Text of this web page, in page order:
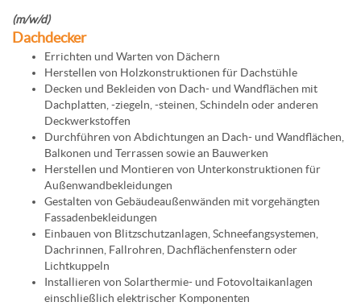
(m/w/d)
Dachdecker
Errichten und Warten von Dächern
Herstellen von Holzkonstruktionen für Dachstühle
Decken und Bekleiden von Dach- und Wandflächen mit
Dachplatten, -ziegeln, -steinen, Schindeln oder anderen
Deckwerkstoffen
Durchführen von Abdichtungen an Dach- und Wandflächen,
Balkonen und Terrassen sowie an Bauwerken
Herstellen und Montieren von Unterkonstruktionen für
Außenwandbekleidungen
Gestalten von Gebäudeaußenwänden mit vorgehängten
Fassadenbekleidungen
Einbauen von Blitzschutzanlagen, Schneefangsystemen,
Dachrinnen, Fallrohren, Dachflächenfenstern oder
Lichtkuppeln
Installieren von Solarthermie- und Fotovoltaikanlagen
einschließlich elektrischer Komponenten